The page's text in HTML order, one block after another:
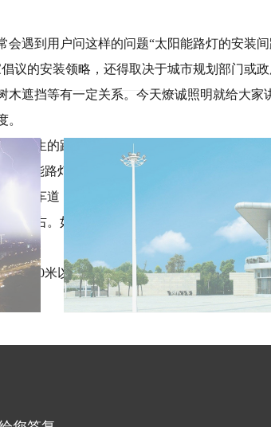
会遇到用户问这样的问题“太阳能路灯的安装
议的安装领略，还得取决于城市规划部门或
木遮挡等有一定关系。今天燎诚照明就给大家
。
村诞生的路面宽度一般在5米左右，灯杆高度
太阳能路灯的照射范围，建议太阳能路灯的间
双向车道，一般宽度在10米以上，可用高8米
米左右。如遇到带辅道的，建议做双臂路灯，
，10米以上的用的相对少一些。